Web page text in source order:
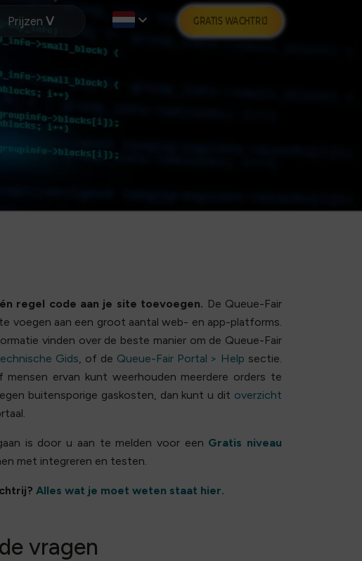
Prijzen GRATIS WACHTRIJ
regel code aan je site toevoegen. De Queue-Fair
voegen aan een groot aantal web- en app-platforms.
vinden over de beste manier om de Queue-Fair
Gids, of de Queue-Fair Portal > Help sectie.
ervan kunt weerhouden meerdere orders te
buitensporige gaskosten, dan kunt u dit overzicht
is door u aan te melden voor een Gratis niveau
met integreren en testen.
Alles wat je moet weten staat hier.
vragen